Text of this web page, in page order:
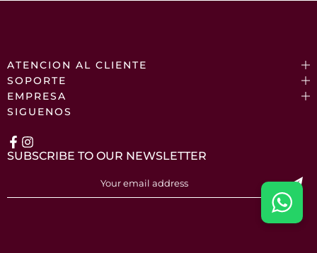
ATENCION AL CLIENTE
SOPORTE
EMPRESA
SIGUENOS
SUBSCRIBE TO OUR NEWSLETTER